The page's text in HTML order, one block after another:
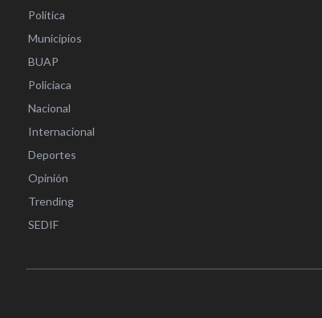
Política
Municipios
BUAP
Policiaca
Nacional
Internacional
Deportes
Opinión
Trending
SEDIF